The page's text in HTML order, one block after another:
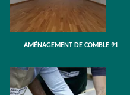
AMÉNAGEMENT DE COMBLE 91